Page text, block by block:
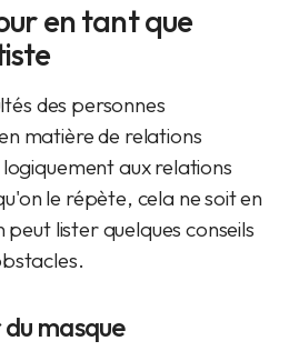
en tant que
des personnes
matière de relations
aux relations
le répète, cela ne soit en
lister quelques conseils
masque